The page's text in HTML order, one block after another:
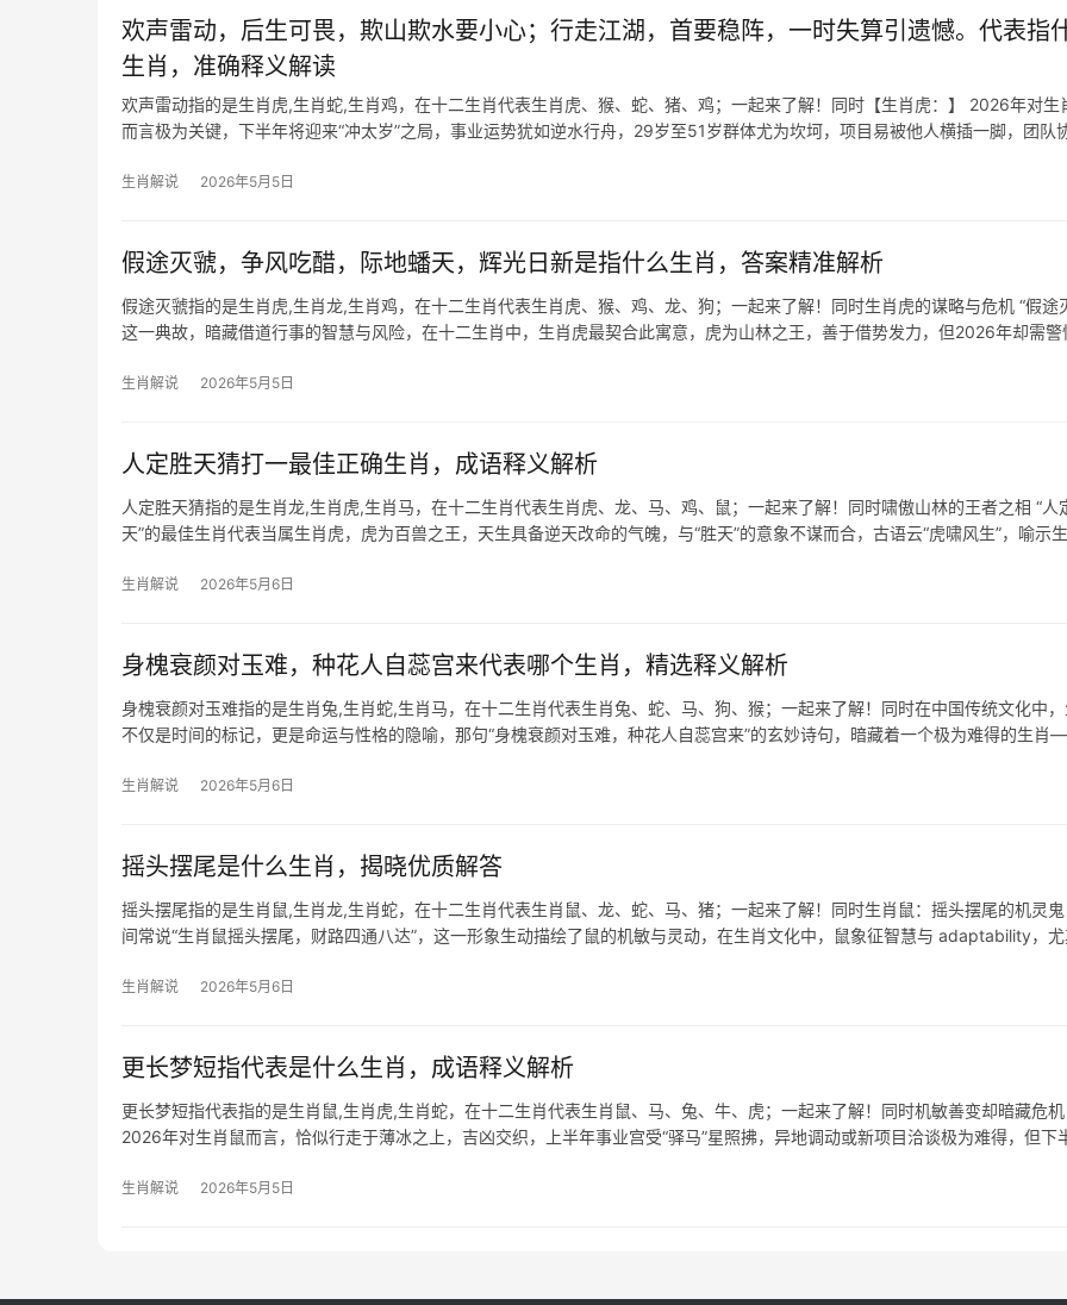
欢声雷动，后生可畏，欺山欺水要小心；行走江湖，首要稳阵，一时失算引遗憾。代表指
生肖，准确释义解读
欢声雷动指的是生肖虎,生肖蛇,生肖鸡，在十二生肖代表生肖虎、猴、蛇、猪、鸡；一起来了解！同时【生肖虎：】 2026年对生
而言极为关键，下半年将迎来“冲太岁”之局，事业运势犹如逆水行舟，29岁至51岁群体尤为坎坷，项目易被他人横插一脚，团队
生肖解说 2026年5月5日
假途灭虢，争风吃醋，际地蟠天，辉光日新是指什么生肖，答案精准解析
假途灭虢指的是生肖虎,生肖龙,生肖鸡，在十二生肖代表生肖虎、猴、鸡、龙、狗；一起来了解！同时生肖虎的谋略与危机 “假途
这一典故，暗藏借道行事的智慧与风险，在十二生肖中，生肖虎最契合此寓意，虎为山林之王，善于借势发力，但2026年却需警
生肖解说 2026年5月5日
人定胜天猜打一最佳正确生肖，成语释义解析
人定胜天猜指的是生肖龙,生肖虎,生肖马，在十二生肖代表生肖虎、龙、马、鸡、鼠；一起来了解！同时啸傲山林的王者之相 “人
天”的最佳生肖代表当属生肖虎，虎为百兽之王，天生具备逆天改命的气魄，与“胜天”的意象不谋而合，古语云“虎啸风生”，喻示
生肖解说 2026年5月6日
身槐衰颜对玉难，种花人自蕊宫来代表哪个生肖，精选释义解析
身槐衰颜对玉难指的是生肖兔,生肖蛇,生肖马，在十二生肖代表生肖兔、蛇、马、狗、猴；一起来了解！同时在中国传统文化中，
不仅是时间的标记，更是命运与性格的隐喻，那句“身槐衰颜对玉难，种花人自蕊宫来”的玄妙诗句，暗藏着一个极为难得的生
生肖解说 2026年5月6日
摇头摆尾是什么生肖，揭晓优质解答
摇头摆尾指的是生肖鼠,生肖龙,生肖蛇，在十二生肖代表生肖鼠、龙、蛇、马、猪；一起来了解！同时生肖鼠：摇头摆尾的机灵鬼
间常说“生肖鼠摇头摆尾，财路四通八达”，这一形象生动描绘了鼠的机敏与灵动，在生肖文化中，鼠象征智慧与 adaptability，
生肖解说 2026年5月6日
更长梦短指代表是什么生肖，成语释义解析
更长梦短指代表指的是生肖鼠,生肖虎,生肖蛇，在十二生肖代表生肖鼠、马、兔、牛、虎；一起来了解！同时机敏善变却暗藏危机
2026年对生肖鼠而言，恰似行走于薄冰之上，吉凶交织，上半年事业宫受“驿马”星照拂，异地调动或新项目洽谈极为难得，但下
生肖解说 2026年5月5日